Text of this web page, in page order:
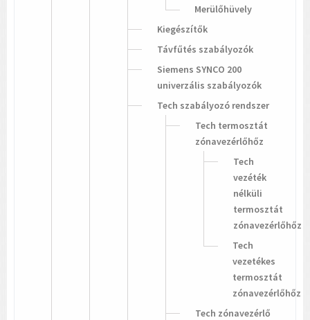
Merülőhüvely
Kiegészítők
Távfűtés szabályozók
Siemens SYNCO 200
univerzális szabályozók
Tech szabályozó rendszer
Tech termosztát
zónavezérlőhőz
Tech
vezéték
nélküli
termosztát
zónavezérlőhőz
Tech
vezetékes
termosztát
zónavezérlőhőz
Tech zónavezérlő